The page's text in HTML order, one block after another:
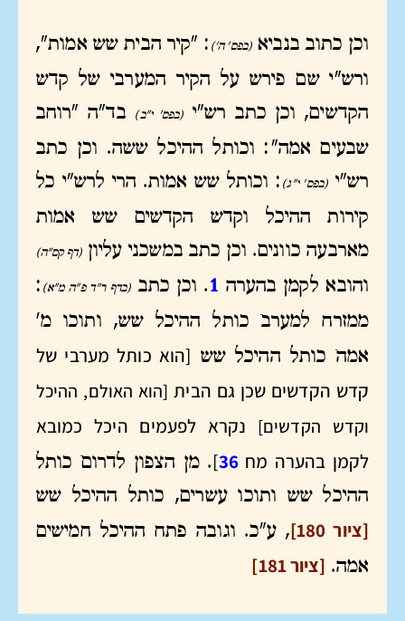
וכן כתוב בנביא(בפס' ה') : "קיר הבית שש אמות",
ורש"י שם פירש על הקיר המערבי של קדש
הקדשים, וכן כתב רש"י (בפס' י"ב)
בד"ה "רוחב
שבעים אמה": וכותל ההיכל ששה. וכן כתב
רש"י(בפס' י"ג) : וכותל שש אמות. הרי לרש"י כל
קירות ההיכל וקדש הקדשים שש אמות
מארבעה כוונים. וכן כתב במשכני עליון (דף קס"ה)
והובא לקמן בהערה 1. וכן כתב(בדף ר"ד פ"ה מ"א) :
ממזרח למערב… כותל ההיכל שש, ותוכו מ'
אמה… כותל ההיכל שש [הוא כותל מערבי של
קדש הקדשים שכן גם הבית [הוא האולם, ההיכל
וקדש הקדשים] נקרא לפעמים היכל כמובא
לקמן בהערה מח36
]. מן הצפון לדרום… כותל
ההיכל שש ותוכו עשרים, כותל ההיכל שש
[ציור 180]
, ע"כ. וגובה פתח ההיכל חמישים
אמה. [ציור 181]